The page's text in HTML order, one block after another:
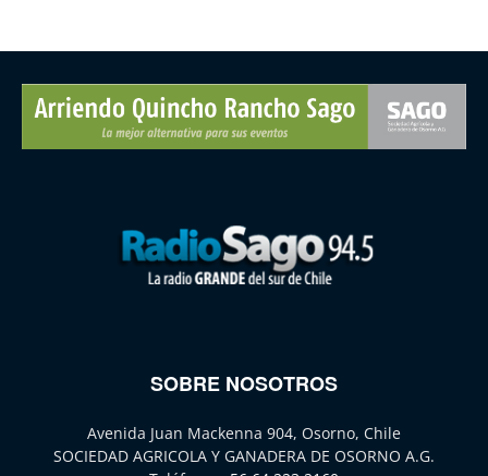
SOBRE NOSOTROS
Avenida Juan Mackenna 904, Osorno, Chile
SOCIEDAD AGRICOLA Y GANADERA DE OSORNO A.G.